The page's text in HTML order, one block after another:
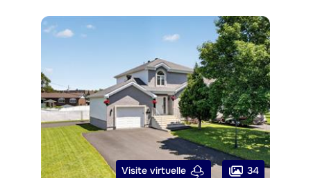
Visite virtuelle 34